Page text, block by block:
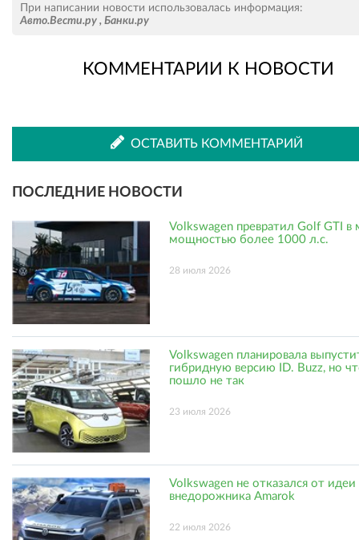
во
ВКонтакте
Одноклассниках
При написании новости использовалась информация:
Авто.Вести.ру , Банки.ру
КОММЕНТАРИИ К НОВОСТИ
ОСТАВИТЬ КОММЕНТАРИЙ
ПОСЛЕДНИЕ НОВОСТИ
Volkswagen превратил Golf GTI в
мощностью более 1000 л.с.
28 июля 2026
Volkswagen планировала
гибридную версию ID. Buzz, но
пошло не так
23 июля 2026
Volkswagen не отказался от идеи
внедорожника Amarok
22 июля 2026